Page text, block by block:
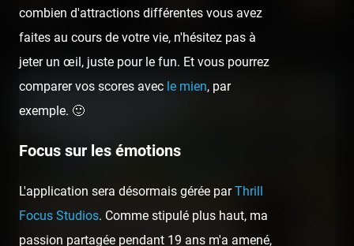
Les grilles du parc n'étaient évidemment pas ouvertes. x)
combien d'attractions différentes vous avez
faites au cours de votre vie, n'hésitez pas à
jeter un œil, juste pour le fun. Et vous pourrez
comparer vos scores avec le mien, par
exemple. 🙂
Focus sur les émotions
L'application sera désormais gérée parThrill
Focus Studios. Comme stipulé plus haut, ma
passion partagée pendant 19 ans m'a amené,